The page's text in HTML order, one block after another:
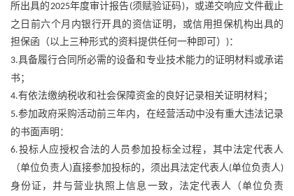
所出具的2025年度审计报告(须赋验证码 )，或递交响应文件截止
之日前六个月内银行开具的资信证明，或信用担保机构出具的
担保函（以上三种形式的资料提供任何一种即可） )：
3.具备履行合同所必需的设备和专业技术能力的证明材料或承诺
书；
4.有依法缴纳税收和社会保障资金的良好记录相关证明材料；
5.参加政府采购活动前三年内，在经营活动中没有重大违法记录
的书面声明：
6.投标人应授权合法的人员参加投标全过程，其中法定代表人
（单位负责人)直接参加投标的，须出具法定代表人(单位负责人)
身份证，并与营业执照上信息一致，法定代表人（单位负责